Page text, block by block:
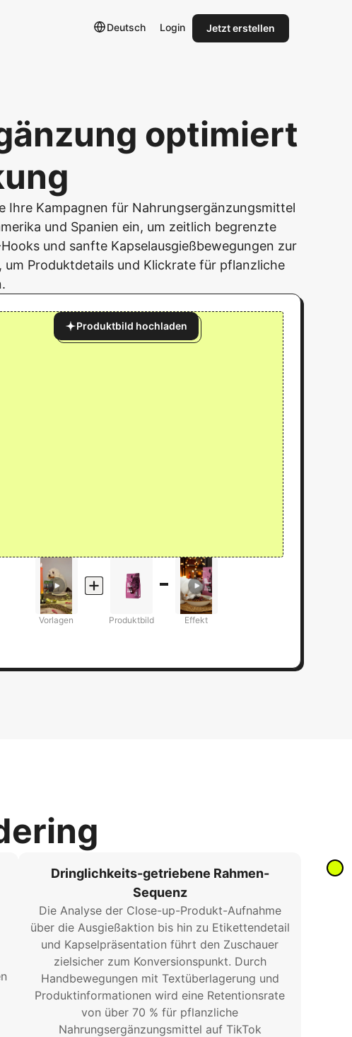
Deutsch Login Jetzt erstellen
optimiert
Ihre Kampagnen für Nahrungsergänzungsmittel
und Spanien ein, um zeitlich begrenzte
und sanfte Kapselausgießbewegungen zur
Produktdetails und Klickrate für pflanzliche
Produktbild hochladen
Vorlagen Produktbild Effekt
Dringlichkeits-getriebene Rahmen-
Sequenz
Die Analyse der Close-up-Produkt-Aufnahme
über die Ausgießaktion bis hin zu Etikettendetail
und Kapselpräsentation führt den Zuschauer
zielsicher zum Konversionspunkt. Durch
Handbewegungen mit Textüberlagerung und
Produktinformationen wird eine Retentionsrate
von über 70 % für pflanzliche
Nahrungsergänzungsmittel auf TikTok